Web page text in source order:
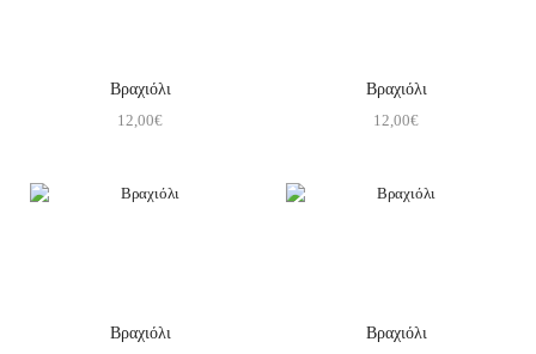
Βραχιόλι
12,00€
Βραχιόλι
12,00€
Βραχιόλι
Βραχιόλι